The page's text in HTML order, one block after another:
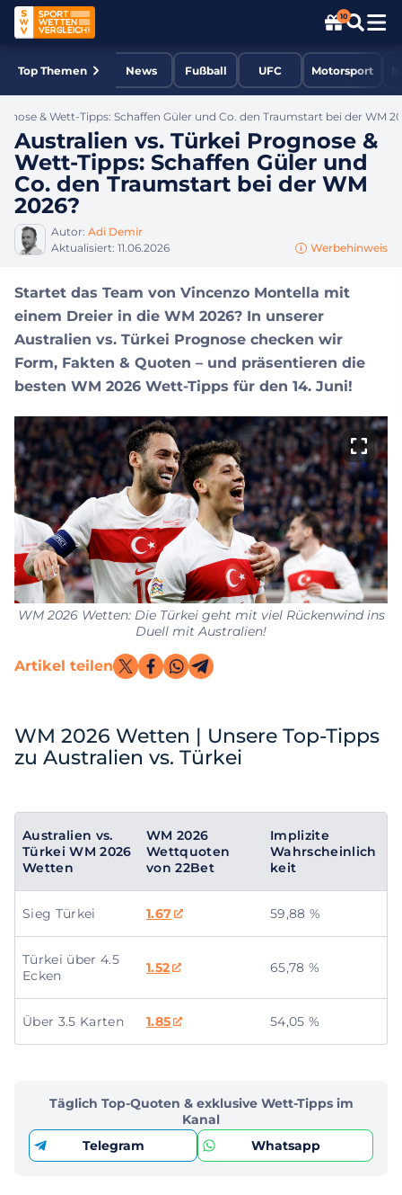
10
Top Themen News Fußball UFC Motorsport
& Wett-Tipps: Schaffen Güler und Co. den Traumstart bei der WM
Australien vs. Türkei Prognose &
Wett-Tipps: Schaffen Güler und
Co. den Traumstart bei der WM
2026?
Autor: Adi Demir
Aktualisiert: 11.06.2026 Werbehinweis
Startet das Team von Vincenzo Montella mit
einem Dreier in die WM 2026? In unserer
Australien vs. Türkei Prognose checken wir
Form, Fakten & Quoten – und präsentieren die
besten WM 2026 Wett-Tipps für den 14. Juni!
WM 2026 Wetten: Die Türkei geht mit viel Rückenwind ins
Duell mit Australien!
Artikel teilen
WM 2026 Wetten | Unsere Top-Tipps
zu Australien vs. Türkei
Australien vs.
Türkei WM 2026
Wetten
WM 2026
Wettquoten
von 22Bet
Implizite
Wahrscheinlich
keit
Sieg Türkei 1.67 59,88 %
Türkei über 4.5
Ecken
1.52 65,78 %
Über 3.5 Karten 1.85 54,05 %
Täglich Top-Quoten & exklusive Wett-Tipps im
Kanal
Telegram
Whatsapp